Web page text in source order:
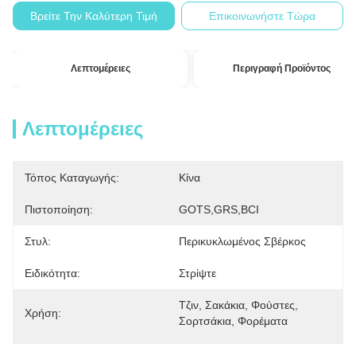
Βρείτε Την Καλύτερη Τιμή Επικοινωνήστε Τώρα
Λεπτομέρειες Περιγραφή Προϊόντος
Λεπτομέρειες
Τόπος Καταγωγής: Κίνα
Πιστοποίηση: GOTS,GRS,BCI
Στυλ: Περικυκλωμένος Σβέρκος
Ειδικότητα: Στρίψτε
Χρήση:
Τζιν, Σακάκια, Φούστες,
Σορτσάκια, Φορέματα